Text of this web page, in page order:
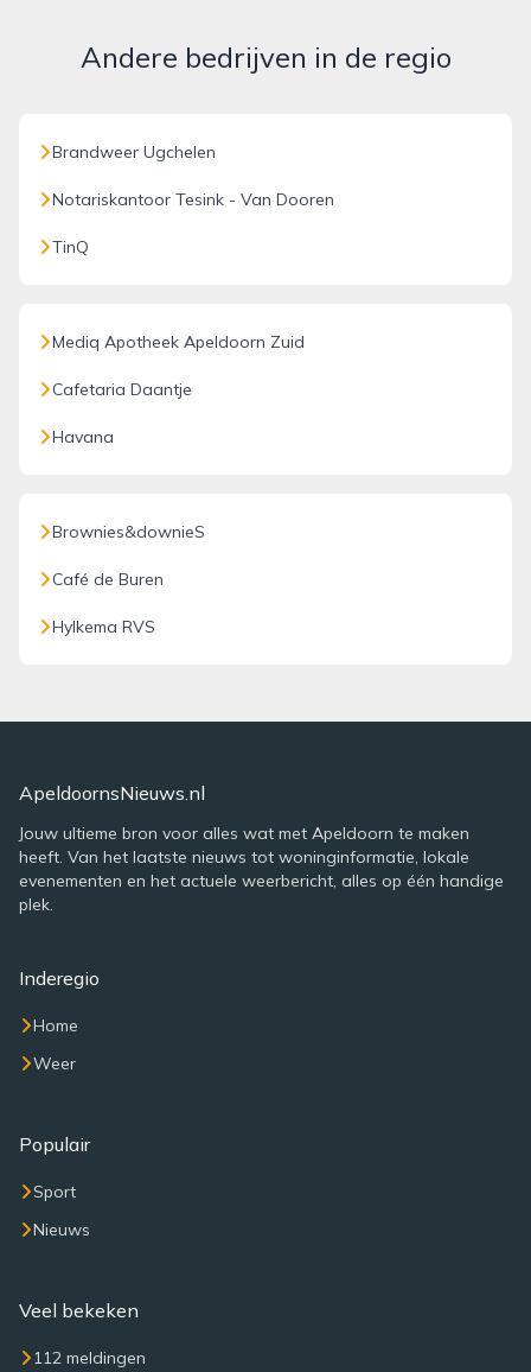
Andere bedrijven in de regio
Brandweer Ugchelen
Notariskantoor Tesink - Van Dooren
TinQ
Mediq Apotheek Apeldoorn Zuid
Cafetaria Daantje
Havana
Brownies&downieS
Café de Buren
Hylkema RVS
ApeldoornsNieuws.nl
Jouw ultieme bron voor alles wat met Apeldoorn te maken
heeft. Van het laatste nieuws tot woninginformatie, lokale
evenementen en het actuele weerbericht, alles op één handige
plek.
Inderegio
Home
Weer
Populair
Sport
Nieuws
Veel bekeken
112 meldingen